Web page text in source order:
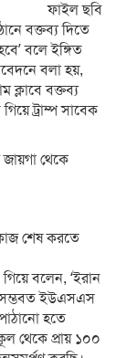
বক্তব্য দিতে
বলে ইঙ্গিত
বলা হয়,
ক্লাবে বক্তব্য
ট্রাম্প সাবেক
থেকে
শেষ করতে
গিয়ে বলেন, ‘ইরান
ইউএসএস
হতে
থেকে প্রায় ১০০